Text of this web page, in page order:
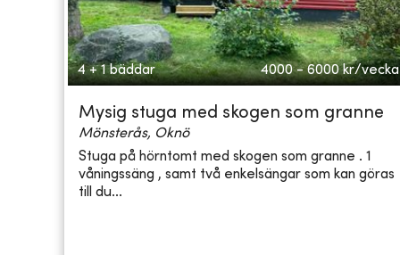
4 + 1 bäddar 4000 - 6000 kr/vecka
Mysig stuga med skogen som granne
Mönsterås, Oknö
Stuga på hörntomt med skogen som granne . 1
våningssäng , samt två enkelsängar som kan göras
till du...